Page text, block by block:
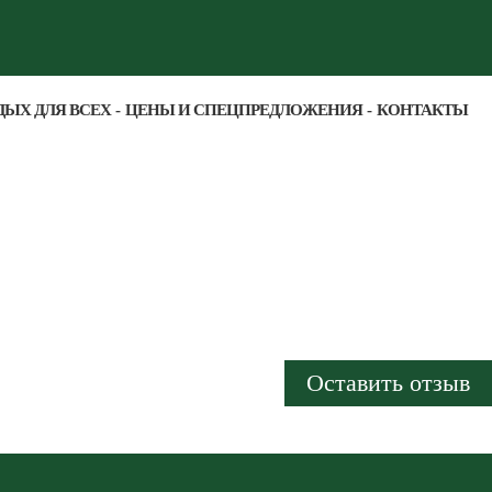
ДЛЯ ВСЕХ ЦЕНЫ И СПЕЦПРЕДЛОЖЕНИЯ КОНТАКТЫ
Оставить отзыв